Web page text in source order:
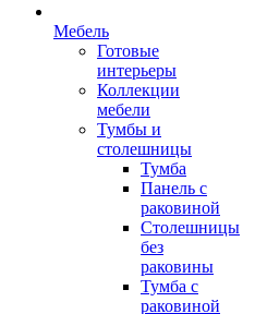
Мебель
Готовые
интерьеры
Коллекции
мебели
Тумбы и
столешницы
Тумба
Панель с
раковиной
Столешницы
без
раковины
Тумба с
раковиной